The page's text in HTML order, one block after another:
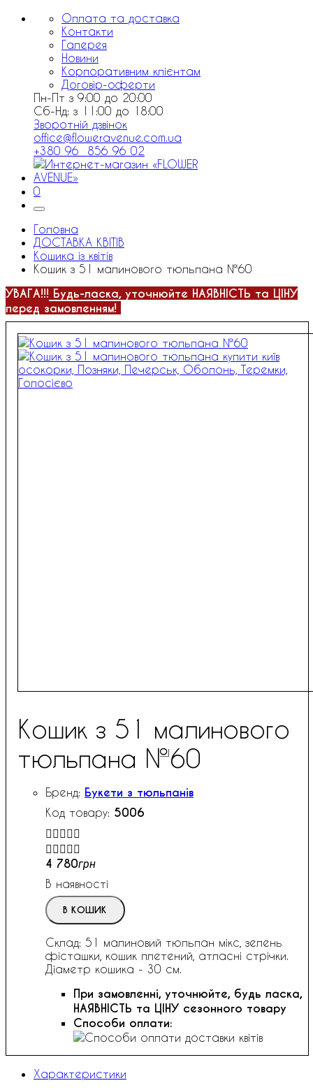
Оплата та доставка
Контакти
Галерея
Новини
Корпоративним клієнтам
Договір-оферти
Пн-Пт з 9:00 до 20:00
Сб-Нд: з 11:00 до 18:00
Зворотній дзвінок
office@floweravenue.com.ua
+380 96 856 96 02
0
Головна
ДОСТАВКА КВІТІВ
Кошика із квітів
Кошик з 51 малинового тюльпана №60
УВАГА!!! Будь-ласка, уточнюйте НАЯВНІСТЬ та ЦІНУ
перед замовленням!
Кошик з 51 малинового
тюльпана №60
Букети з тюльпанів
5006


4 780грн
В наявності
В КОШИК
Склад: 51 малиновий тюльпан мікс, зелень
фісташки, кошик плетений, атласні стрічки.
Діаметр кошика - 30 см.
При замовленні, уточнюйте, будь ласка,
НАЯВНІСТЬ та ЦІНУ сезонного товару
Способи оплати:
Характеристики